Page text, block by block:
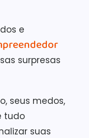
e
surpresas
seus medos,
tudo
suas